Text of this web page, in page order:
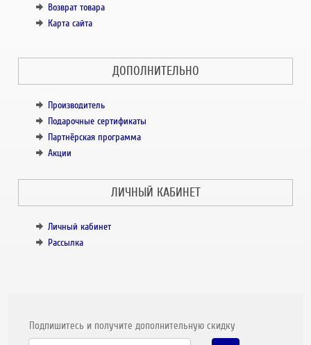
Возврат товара
Карта сайта
ДОПОЛНИТЕЛЬНО
Производитель
Подарочные сертификаты
Партнёрская программа
Акции
ЛИЧНЫЙ КАБИНЕТ
Личный кабинет
Рассылка
Подпишитесь и получите дополнительную скидку